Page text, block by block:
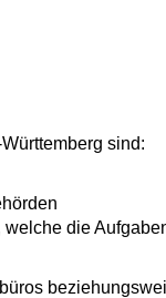
sind:
welche die